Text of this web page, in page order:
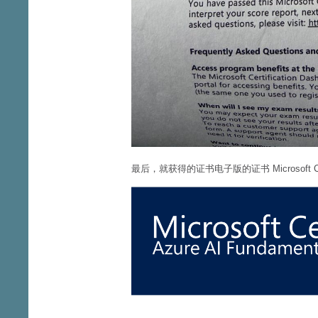
最后，就获得的证书电子版的证书 Microsoft